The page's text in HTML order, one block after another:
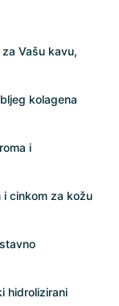
Vašu kavu,
kolagena
i
i cinkom za kožu
hidrolizirani